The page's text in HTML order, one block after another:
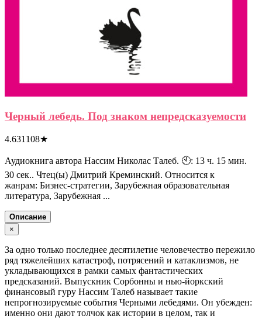
Черный лебедь. Под знаком непредсказуемости
4.631108★
Аудиокнига автора Нассим Николас Талеб. 🕙: 13 ч. 15 мин.
30 сек.. Чтец(ы) Дмитрий Креминский. Относится к
жанрам: Бизнес-стратегии, Зарубежная образовательная
литература, Зарубежная ...
Описание
×
За одно только последнее десятилетие человечество пережило
ряд тяжелейших катастроф, потрясений и катаклизмов, не
укладывающихся в рамки самых фантастических
предсказаний. Выпускник Сорбонны и нью-йоркский
финансовый гуру Нассим Талеб называет такие
непрогнозируемые события Черными лебедями. Он убежден:
именно они дают толчок как истории в целом, так и